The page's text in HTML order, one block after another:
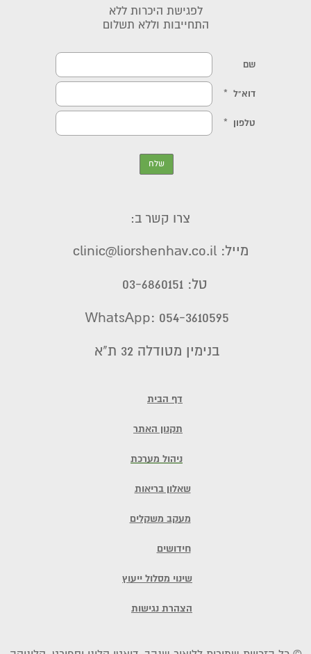
דף הבית
תקנון האתר
ניהול מערכת
שאלון בריאות
מעקב משקלים
חידושים
שינוי מסלול ייעוץ
הצהרת נגישות
לפגישת היכרות ללא
התחייבות וללא תשלום
בנימין מטודלה 32 ת"א
צרו קשר ב:
מייל: clinic@liorshenhav.co.il
טל: 03-6860151
WhatsApp: 054-3610595